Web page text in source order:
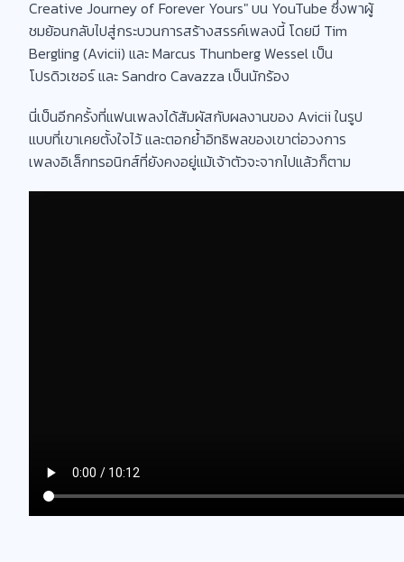
Creative Journey of Forever Yours" บน YouTube ซึ่งพาผู้
ชมย้อนกลับไปสู่กระบวนการสร้างสรรค์เพลงนี้ โดยมี Tim
Bergling (Avicii) และ Marcus Thunberg Wessel เป็น
โปรดิวเซอร์ และ Sandro Cavazza เป็นนักร้อง
นี่เป็นอีกครั้งที่แฟนเพลงได้สัมผัสกับผลงานของ Avicii ในรูป
แบบที่เขาเคยตั้งใจไว้ และตอกย้ำอิทธิพลของเขาต่อวงการ
เพลงอิเล็กทรอนิกส์ที่ยังคงอยู่แม้เจ้าตัวจะจากไปแล้วก็ตาม